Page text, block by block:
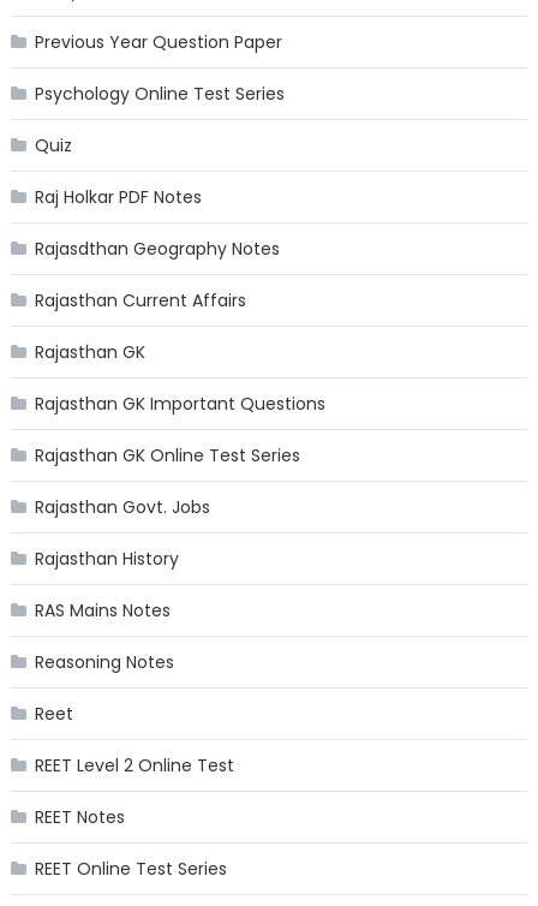
Previous Year Question Paper
Psychology Online Test Series
Quiz
Raj Holkar PDF Notes
Rajasdthan Geography Notes
Rajasthan Current Affairs
Rajasthan GK
Rajasthan GK Important Questions
Rajasthan GK Online Test Series
Rajasthan Govt. Jobs
Rajasthan History
RAS Mains Notes
Reasoning Notes
Reet
REET Level 2 Online Test
REET Notes
REET Online Test Series